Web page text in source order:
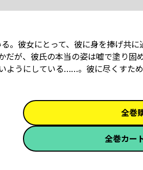
。彼女にとって、彼に身を捧げ共
だが、彼氏の本当の姿は嘘で塗り
ようにしている……。彼に尽くすた
全巻
全巻カー